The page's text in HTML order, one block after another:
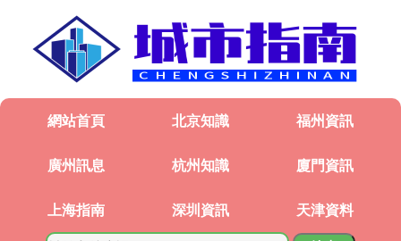
網站首頁 北京知識 福州資訊
廣州訊息 杭州知識 廈門資訊
上海指南 深圳資訊 天津資料